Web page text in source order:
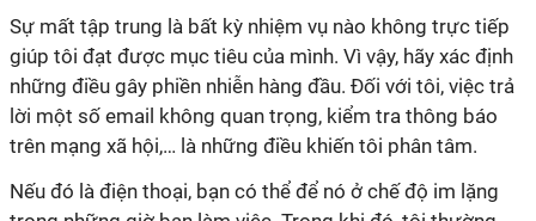
Sự mất tập trung là bất kỳ nhiệm vụ nào không trực tiếp
giúp tôi đạt được mục tiêu của mình. Vì vậy, hãy xác định
những điều gây phiền nhiễn hàng đầu. Đối với tôi, việc trả
lời một số email không quan trọng, kiểm tra thông báo
trên mạng xã hội,… là những điều khiến tôi phân tâm.
Nếu đó là điện thoại, bạn có thể để nó ở chế độ im lặng